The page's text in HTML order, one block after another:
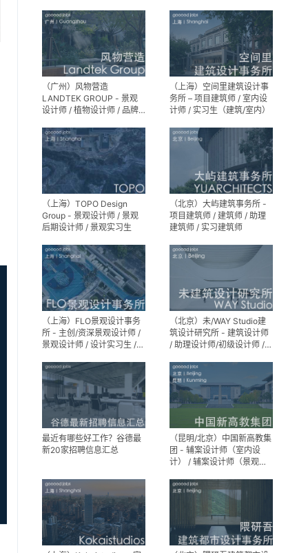
生（常年招聘）
实习生
（广州）风物营造
LANDTEK GROUP - 景观
设计师 / 植物设计师 / 品牌
（上海）空间里建筑设计事
务所 – 项目建筑师 / 室内设
计师 / 实习生（建筑/室内）
（上海）TOPO Design
Group - 景观设计师 / 景观
后期设计师 / 景观实习生
（北京）大屿建筑事务所 -
项目建筑师 / 建筑师 / 助理
建筑师 / 实习建筑师
（上海）FLO景观设计事务
所 - 主创/资深景观设计师 /
景观设计师 / 设计实习生 /
设计师
（北京）未/WAY Studio建
筑设计研究所 - 建筑设计师
/ 助理设计师/初级设计师 /
助理
最近有哪些好工作？谷德最
新20家招聘信息汇总
（昆明/北京）中国新高教集
团 - 辅案设计师（室内设
计） / 辅案设计师（景观设
间组长 / 平面设计高级经理 /
展陈设计高级经理